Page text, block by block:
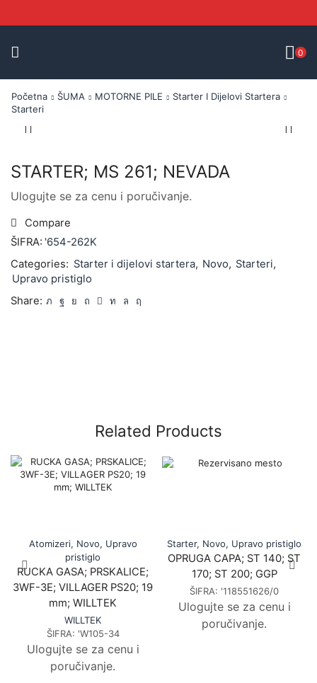
0
Početna ŠUMA MOTORNE PILE
Starter I Dijelovi Startera
Starteri
STARTER; MS 261; NEVADA
Ulogujte se za cenu i poručivanje.
Compare
ŠIFRA: '654-262K
Categories: Starter i dijelovi startera, Novo, Starteri,
Upravo pristiglo
Share:
Related Products
Atomizeri, Novo, Upravo
pristiglo
RUCKA GASA; PRSKALICE;
3WF-3E; VILLAGER PS20; 19
mm; WILLTEK
WILLTEK
ŠIFRA: 'W105-34
Ulogujte se za cenu i
poručivanje.
Starter, Novo, Upravo pristiglo
OPRUGA CAPA; ST 140; ST
170; ST 200; GGP
ŠIFRA: '118551626/0
Ulogujte se za cenu i
poručivanje.